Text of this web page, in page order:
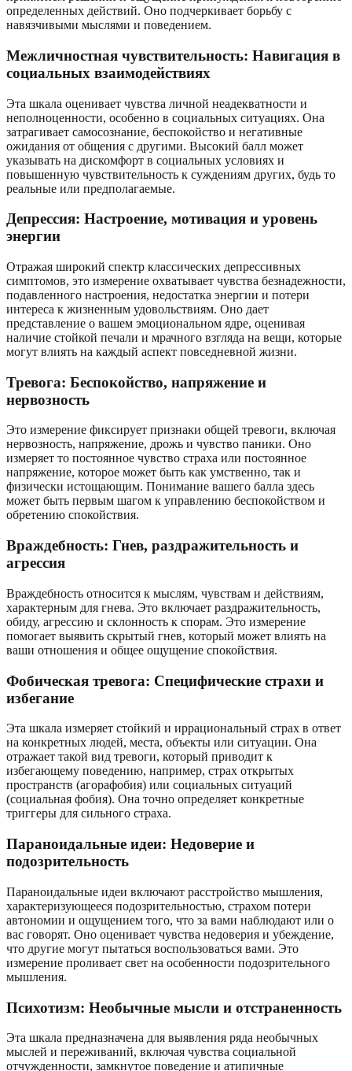
определенных действий. Оно подчеркивает борьбу с
навязчивыми мыслями и поведением.
Межличностная чувствительность: Навигация в
социальных взаимодействиях
Эта шкала оценивает чувства личной неадекватности и
неполноценности, особенно в социальных ситуациях. Она
затрагивает самосознание, беспокойство и негативные
ожидания от общения с другими. Высокий балл может
указывать на дискомфорт в социальных условиях и
повышенную чувствительность к суждениям других, будь то
реальные или предполагаемые.
Депрессия: Настроение, мотивация и уровень
энергии
Отражая широкий спектр классических депрессивных
симптомов, это измерение охватывает чувства безнадежности,
подавленного настроения, недостатка энергии и потери
интереса к жизненным удовольствиям. Оно дает
представление о вашем эмоциональном ядре, оценивая
наличие стойкой печали и мрачного взгляда на вещи, которые
могут влиять на каждый аспект повседневной жизни.
Тревога: Беспокойство, напряжение и
нервозность
Это измерение фиксирует признаки общей тревоги, включая
нервозность, напряжение, дрожь и чувство паники. Оно
измеряет то постоянное чувство страха или постоянное
напряжение, которое может быть как умственно, так и
физически истощающим. Понимание вашего балла здесь
может быть первым шагом к управлению беспокойством и
обретению спокойствия.
Враждебность: Гнев, раздражительность и
агрессия
Враждебность относится к мыслям, чувствам и действиям,
характерным для гнева. Это включает раздражительность,
обиду, агрессию и склонность к спорам. Это измерение
помогает выявить скрытый гнев, который может влиять на
ваши отношения и общее ощущение спокойствия.
Фобическая тревога: Специфические страхи и
избегание
Эта шкала измеряет стойкий и иррациональный страх в ответ
на конкретных людей, места, объекты или ситуации. Она
отражает такой вид тревоги, который приводит к
избегающему поведению, например, страх открытых
пространств (агорафобия) или социальных ситуаций
(социальная фобия). Она точно определяет конкретные
триггеры для сильного страха.
Параноидальные идеи: Недоверие и
подозрительность
Параноидальные идеи включают расстройство мышления,
характеризующееся подозрительностью, страхом потери
автономии и ощущением того, что за вами наблюдают или о
вас говорят. Оно оценивает чувства недоверия и убеждение,
что другие могут пытаться воспользоваться вами. Это
измерение проливает свет на особенности подозрительного
мышления.
Психотизм: Необычные мысли и отстраненность
Эта шкала предназначена для выявления ряда необычных
мыслей и переживаний, включая чувства социальной
отчужденности, замкнутое поведение и атипичные